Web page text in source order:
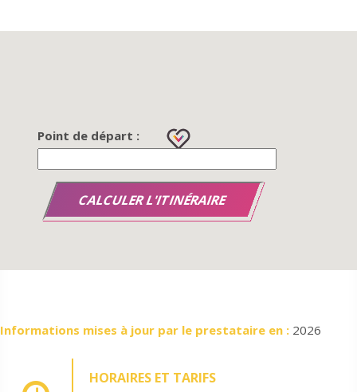
Point de départ :
Informations mises à jour par le prestataire en : 2026
HORAIRES ET TARIFS